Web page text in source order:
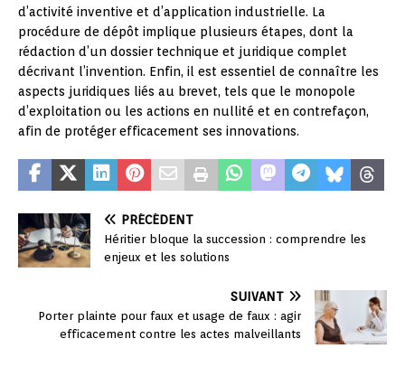
d’activité inventive et d’application industrielle. La
procédure de dépôt implique plusieurs étapes, dont la
rédaction d’un dossier technique et juridique complet
décrivant l’invention. Enfin, il est essentiel de connaître les
aspects juridiques liés au brevet, tels que le monopole
d’exploitation ou les actions en nullité et en contrefaçon,
afin de protéger efficacement ses innovations.
PRÉCÉDENT
Héritier bloque la succession : comprendre les
enjeux et les solutions
SUIVANT
Porter plainte pour faux et usage de faux : agir
efficacement contre les actes malveillants